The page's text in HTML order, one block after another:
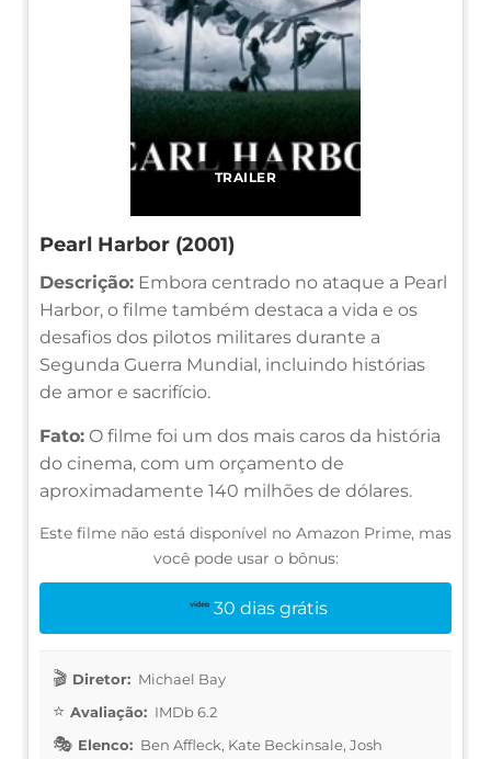
TRAILER
Pearl Harbor (2001)
Descrição: Embora centrado no ataque a Pearl
Harbor, o filme também destaca a vida e os
desafios dos pilotos militares durante a
Segunda Guerra Mundial, incluindo histórias
de amor e sacrifício.
Fato: O filme foi um dos mais caros da história
do cinema, com um orçamento de
aproximadamente 140 milhões de dólares.
Este filme não está disponível no Amazon Prime, mas
você pode usar o bônus:
30 dias grátis
Diretor: Michael Bay
Avaliação: IMDb 6.2
Elenco: Ben Affleck, Kate Beckinsale, Josh